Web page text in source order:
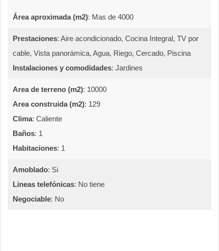
Área aproximada (m2): Mas de 4000
Prestaciones: Aire acondicionado, Cocina Integral, TV por
cable, Vista panorámica, Agua, Riego, Cercado, Piscina
Instalaciones y comodidades: Jardines
Area de terreno (m2): 10000
Area construida (m2): 129
Clima: Caliente
Baños: 1
Habitaciones: 1
Amoblado: Si
Lineas telefónicas: No tiene
Negociable: No